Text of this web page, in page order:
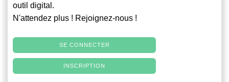
outil digital.
N'attendez plus ! Rejoignez-nous !
SE CONNECTER
INSCRIPTION